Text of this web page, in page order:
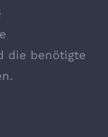
die benötigte